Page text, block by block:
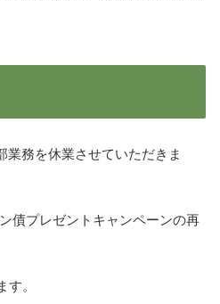
業務を休業させていただきま
債プレゼントキャンペーンの再
。